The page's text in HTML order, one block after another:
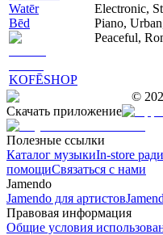
Watēr
Bēd
KOFĒSHOP
Electronic,
Piano,
Peaceful,
©
Скачать приложение
Полезные ссылки
Каталог музыкиIn-store
помощиСвязаться с нами
Jamendo
Jamendo для артистов
Правовая информация
Общие условия